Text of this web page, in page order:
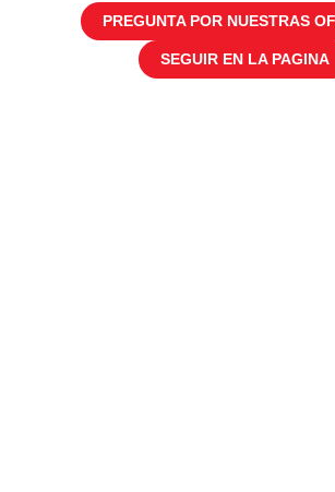
PREGUNTA POR NUESTRAS
SEGUIR EN LA PAGINA